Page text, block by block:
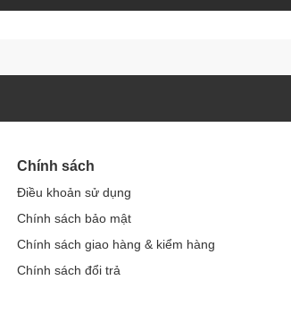
Chính sách
Điều khoản sử dụng
Chính sách bảo mật
Chính sách giao hàng & kiểm hàng
Chính sách đổi trả